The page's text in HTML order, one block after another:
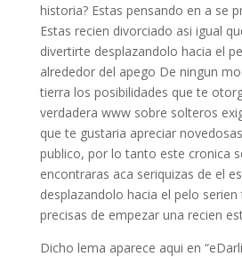
historia? Estas pensando en a se
Estas recien divorciado asi igual
divertirte desplazandolo hacia el
alrededor del apego De ningun
tierra los posibilidades que te
verdadera www sobre solteros
que te gustaria apreciar
publico, por lo tanto este cronica
encontraras aca seriquizas de el
desplazandolo hacia el pelo
precisas de empezar una recien
Dicho lema aparece aqui en